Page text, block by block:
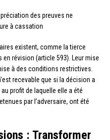
des preuves ne
à cassation
existent, comme la tierce
révision (article 593). Leur mise
à des conditions restrictives.
recevable que si la décision a
profit de laquelle elle a été
par l’adversaire, ont été
: Transformer